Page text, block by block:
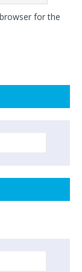
for the